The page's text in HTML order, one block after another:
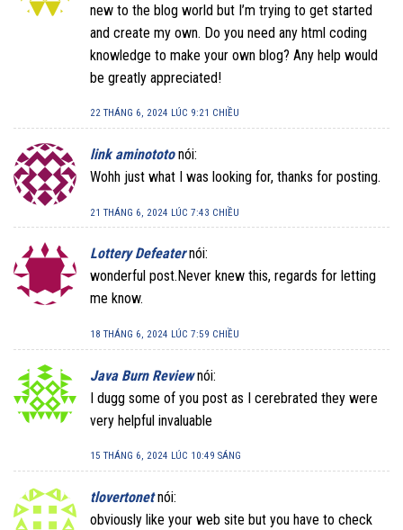
new to the blog world but I’m trying to get started
and create my own. Do you need any html coding
knowledge to make your own blog? Any help would
be greatly appreciated!
22 THÁNG 6, 2024 LÚC 9:21 CHIỀU
link aminototo nói:
Wohh just what I was looking for, thanks for posting.
21 THÁNG 6, 2024 LÚC 7:43 CHIỀU
Lottery Defeater nói:
wonderful post.Never knew this, regards for letting
me know.
18 THÁNG 6, 2024 LÚC 7:59 CHIỀU
Java Burn Review nói:
I dugg some of you post as I cerebrated they were
very helpful invaluable
15 THÁNG 6, 2024 LÚC 10:49 SÁNG
tlovertonet nói:
obviously like your web site but you have to check